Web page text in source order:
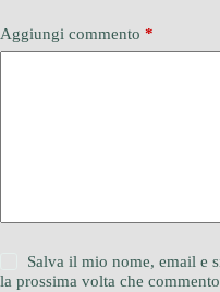
Aggiungi commento *
Salva il mio nome, email e
la prossima volta che